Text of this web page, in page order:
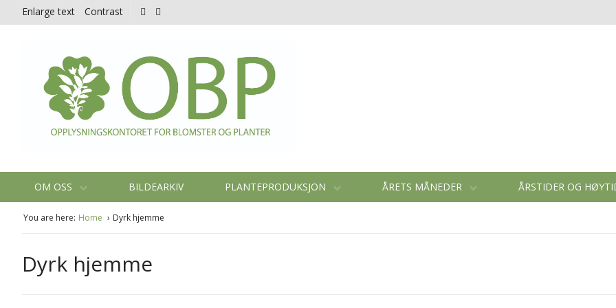
Enlarge text Contrast
OM OSS BILDEARKIV PLANTEPRODUKSJON ÅRETS MÅNEDER ÅRSTIDER OG
You are here: Home Dyrk hjemme
Dyrk hjemme